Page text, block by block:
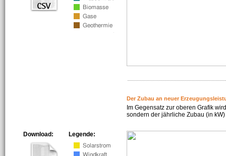
Der Zubau an neuer
Im Gegensatz zur oberen Grafik
sondern der jährliche Zubau (in
Legende:
Download: